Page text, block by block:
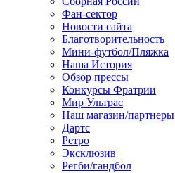
Фан-cектор
Новости сайта
Благотворительность
Мини-футбол/Пляжка
Наша История
Обзор прессы
Конкурсы Фратрии
Мир Ультрас
Наш магазин/партнеры
Дартс
Ретро
Эксклюзив
Регби/гандбол